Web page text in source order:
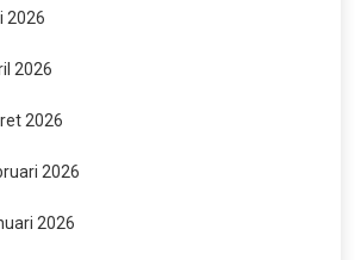
2026
2026
2026
2026
2026